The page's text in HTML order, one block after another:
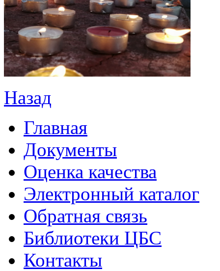
Назад
Главная
Документы
Оценка качества
Электронный каталог
Обратная связь
Библиотеки ЦБС
Контакты